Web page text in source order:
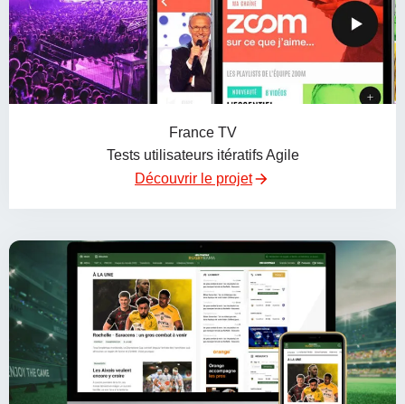
France TV
Tests utilisateurs itératifs Agile
Découvrir le projet